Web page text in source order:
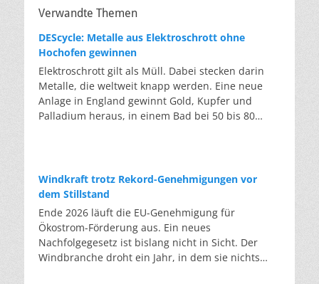
Verwandte Themen
DEScycle: Metalle aus Elektroschrott ohne
Hochofen gewinnen
Elektroschrott gilt als Müll. Dabei stecken darin
Metalle, die weltweit knapp werden. Eine neue
Anlage in England gewinnt Gold, Kupfer und
Palladium heraus, in einem Bad bei 50 bis 80
tausend Grad ein. Energieintensiv und nur im
industriellen Großmaßstab möglich. Das Londoner
Demonstrationsanlage eröffnet, die ohne diese
Hitze auskommt: Ein chemisches Bad löst die
Metalle bei 50 bis 80 Grad heraus, statt sie
einzuschmelzen. Das Verfahren heißt Iono-
Windkraft trotz Rekord-Genehmigungen vor
dem Stillstand
Ende 2026 läuft die EU-Genehmigung für
Ökostrom-Förderung aus. Ein neues
Nachfolgegesetz ist bislang nicht in Sicht. Der
Windbranche droht ein Jahr, in dem sie nichts